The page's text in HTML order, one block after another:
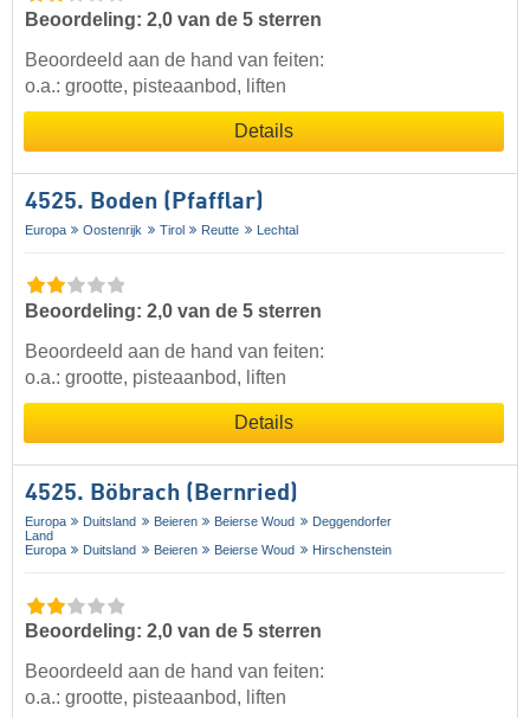
Beoordeling: 2,0 van de 5 sterren
Beoordeeld aan de hand van feiten:
o.a.: grootte, pisteaanbod, liften
Details
4525. Boden (Pfafflar)
Europa Oostenrijk Tirol Reutte Lechtal
Beoordeling: 2,0 van de 5 sterren
Beoordeeld aan de hand van feiten:
o.a.: grootte, pisteaanbod, liften
Details
4525. Böbrach (Bernried)
Europa Duitsland Beieren Beierse Woud
Deggendorfer
Land
Europa
Duitsland Beieren Beierse Woud Hirschenstein
Beoordeling: 2,0 van de 5 sterren
Beoordeeld aan de hand van feiten:
o.a.: grootte, pisteaanbod, liften